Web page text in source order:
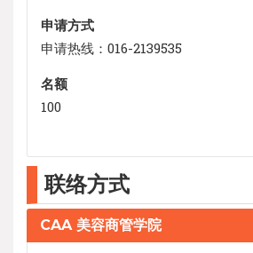
申请方式
申请热线：016-2139535
名额
100
联络方式
CAA 美容商管学院